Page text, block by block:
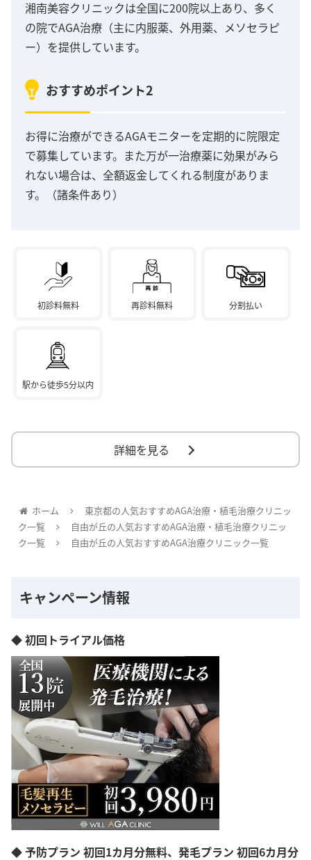
湘南美容クリニックは全国に200院以上あり、多く
の院でAGA治療（主に内服薬、外用薬、メソセラピ
ー）を提供しています。
おすすめポイント2
お得に治療ができるAGAモニターを定期的に院限定
で募集しています。また万が一治療薬に効果がみら
れない場合は、全額返金してくれる制度がありま
す。（諸条件あり）
初診料無料 再診料無料 分割払い
駅から徒歩5分以内
詳細を見る
ホーム
東京都の人気おすすめAGA治療・植毛治療クリニッ
ク一覧
自由が丘の人気おすすめAGA治療・植毛治療クリニッ
ク一覧
自由が丘の人気おすすめAGA治療クリニック一覧
キャンペーン情報
◆ 初回トライアル価格
◆ 予防プラン 初回1カ月分無料、発毛プラン 初回6カ月分